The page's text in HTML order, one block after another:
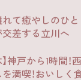
て癒やしのひと
交差する立川へ
】神戸から1時間
満喫！おいしく